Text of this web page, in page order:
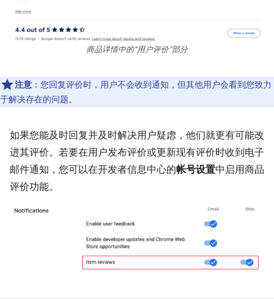
商品详情中的“用户评价”部分
注意 ：您回复评价时，用户不会收到通知，但其他用户会看到您致力
于解决存在的问题。
如果您能及时回复并及时解决用户疑虑，他们就更有可能改
进其评价。若要在用户发布评价或更新现有评价时收到电子
邮件通知，您可以在开发者信息中心的帐号设置中启用商品
评价功能。